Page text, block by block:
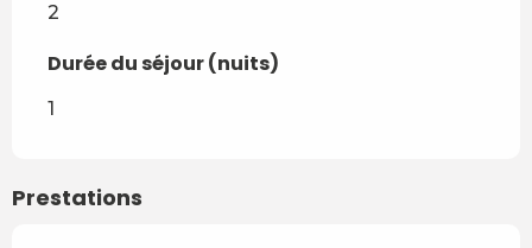
2
Durée du séjour (nuits)
Durée du séjour (nuits)
1
Prestations